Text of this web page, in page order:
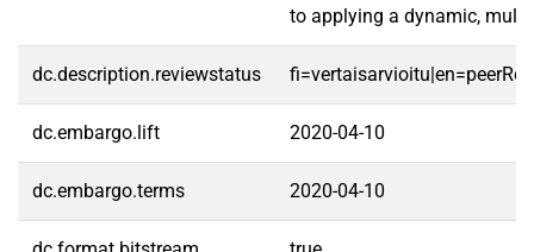
to applying a dynamic,
dc.description.reviewstatus
dc.embargo.lift 2020-04-10
dc.embargo.terms 2020-04-10